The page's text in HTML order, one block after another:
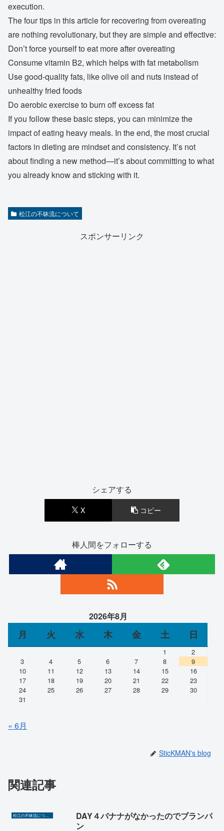
execution.
The four tips in this article for recovering from overeating
are nothing revolutionary, but they are simple and effective:
Don’t force yourself to eat more after overeating
Consume vitamin B2, which helps with fat metabolism
Use good-quality fats, like olive oil and nuts instead of
unhealthy fried foods
Do aerobic exercise to burn off excess fat
If you follow these basic steps, you can minimize the
impact of eating heavy meals. In the end, the most crucial
factors in dieting are mindset and consistency. It’s not
about finding a new method—it’s about committing to what
you already know and sticking with it.
松江の不昧流について
スポンサーリンク
シェアする
X コピー
棒人間をフォローする
2026年8月
月 火 水 木 金 土 日
1
2
3
4 5 6 7 8
9
10
11 12 13 14 15
16
17
18 19 20 21 22
23
24
25 26 27 28 29
30
31
« 6月
SticKMAN's blog
関連記事
DAY４バナナがなかったのでブランパ
ン